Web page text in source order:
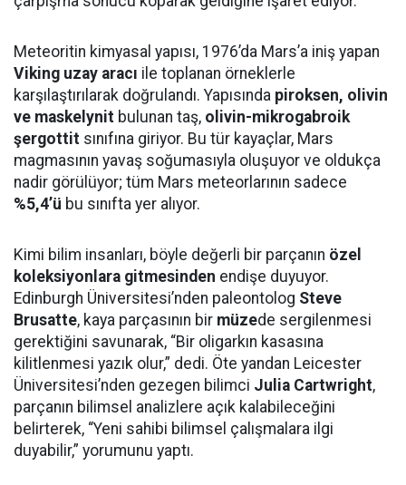
Meteoritin kimyasal yapısı, 1976’da Mars’a iniş yapan
Viking uzay aracı ile toplanan örneklerle
karşılaştırılarak doğrulandı. Yapısında piroksen, olivin
ve maskelynit bulunan taş, olivin-mikrogabroik
şergottit sınıfına giriyor. Bu tür kayaçlar, Mars
magmasının yavaş soğumasıyla oluşuyor ve oldukça
nadir görülüyor; tüm Mars meteorlarının sadece
%5,4’ü bu sınıfta yer alıyor.
Kimi bilim insanları, böyle değerli bir parçanın özel
koleksiyonlara gitmesinden endişe duyuyor.
Edinburgh Üniversitesi’nden paleontolog Steve
Brusatte, kaya parçasının bir müzede sergilenmesi
gerektiğini savunarak, “Bir oligarkın kasasına
kilitlenmesi yazık olur,” dedi. Öte yandan Leicester
Üniversitesi’nden gezegen bilimci Julia Cartwright,
parçanın bilimsel analizlere açık kalabileceğini
belirterek, “Yeni sahibi bilimsel çalışmalara ilgi
duyabilir,” yorumunu yaptı.